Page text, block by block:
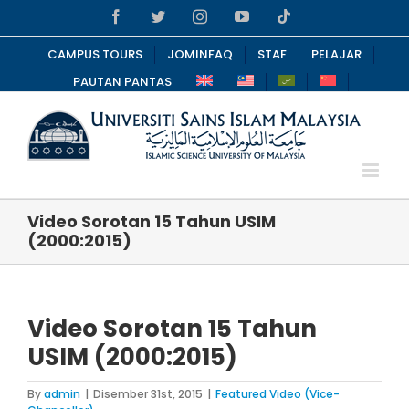
to
content
FacebookTwitterInstagramYouTube
CAMPUS TOURS JOMINFAQ STAF
PELAJAR
PAUTAN PANTAS
Video Sorotan 15 Tahun USIM
(2000:2015)
Video Sorotan 15 Tahun
USIM (2000:2015)
Byadmin | Disember 31st, 2015 | Featured Video (Vice-